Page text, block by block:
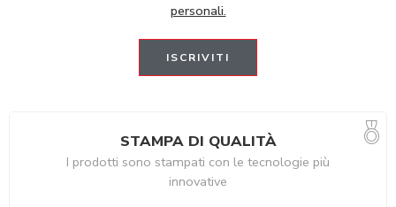
personali.
STAMPA DI QUALITÀ
I prodotti sono stampati con le tecnologie più
innovative